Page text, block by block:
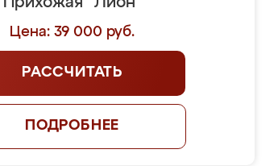
Цена: 39 000 руб.
РАССЧИТАТЬ
ПОДРОБНЕЕ